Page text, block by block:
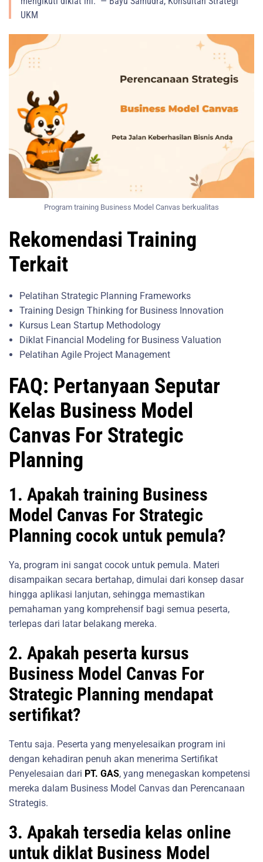
UKM
Program training Business Model Canvas berkualitas
Rekomendasi Training
Terkait
Pelatihan Strategic Planning Frameworks
Training Design Thinking for Business Innovation
Kursus Lean Startup Methodology
Diklat Financial Modeling for Business Valuation
Pelatihan Agile Project Management
FAQ: Pertanyaan Seputar
Kelas Business Model
Canvas For Strategic
Planning
1. Apakah training Business
Model Canvas For Strategic
Planning cocok untuk pemula?
Ya, program ini sangat cocok untuk pemula. Materi
disampaikan secara bertahap, dimulai dari konsep dasar
hingga aplikasi lanjutan, sehingga memastikan
pemahaman yang komprehensif bagi semua peserta,
terlepas dari latar belakang mereka.
2. Apakah peserta kursus
Business Model Canvas For
Strategic Planning mendapat
sertifikat?
Tentu saja. Peserta yang menyelesaikan program ini
dengan kehadiran penuh akan menerima Sertifikat
Penyelesaian dari PT. GAS, yang menegaskan kompetensi
mereka dalam Business Model Canvas dan Perencanaan
Strategis.
3. Apakah tersedia kelas online
untuk diklat Business Model